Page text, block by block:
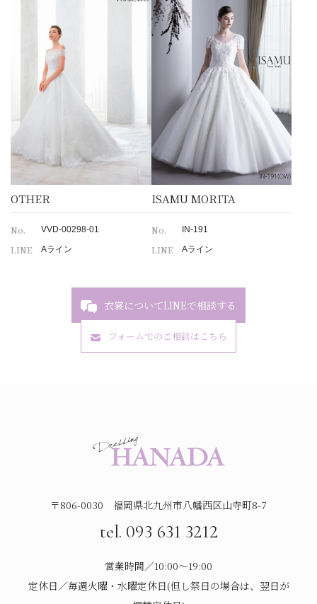
OTHER
No. VVD-00298-01
LINE Aライン
ISAMU MORITA
No. IN-191
LINE Aライン
衣裳についてLINEで相談する
フォームでのご相談はこちら
〒806-0030 福岡県北九州市八幡西区山寺町8-7
tel. 093 631 3212
営業時間／10:00～19:00
定休日／毎週火曜・水曜定休日(但し祭日の場合は、翌日が